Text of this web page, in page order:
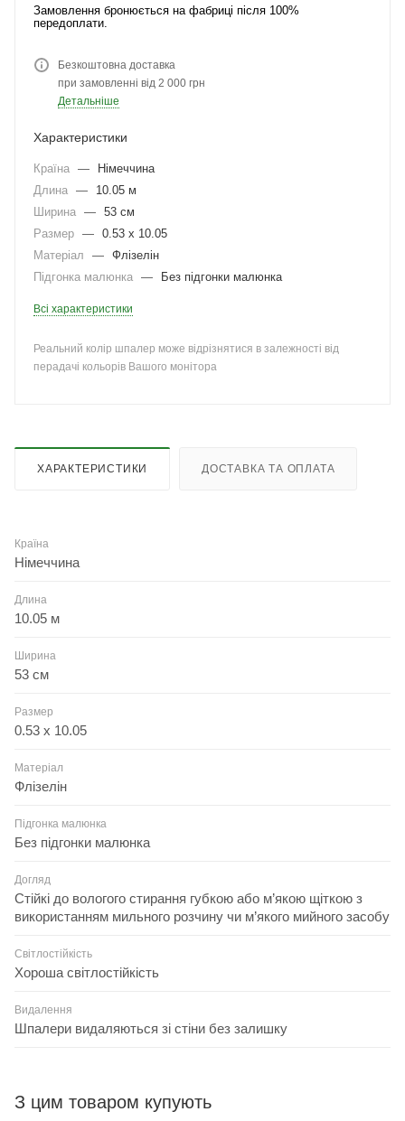
Замовлення бронюється на фабриці після 100%
передоплати.
Безкоштовна доставка
при замовленні від 2 000 грн
Детальніше
Характеристики
Країна —
Німеччина
Длина —
10.05 м
Ширина — 53 см
Размер — 0.53 x 10.05
Матеріал
— Флізелін
Підгонка малюнка — Без підгонки малюнка
Всі характеристики
Реальний колір шпалер може відрізнятися в залежності від
перадачі кольорів Вашого монітора
ХАРАКТЕРИСТИКИ ДОСТАВКА ТА ОПЛАТА
Країна
Німеччина
Длина
10.05 м
Ширина
53 см
Размер
0.53 x 10.05
Матеріал
Флізелін
Підгонка малюнка
Без підгонки малюнка
Догляд
Стійкі до вологого стирання губкою або м’якою щіткою з
використанням мильного розчину чи м’якого мийного засобу
Світлостійкість
Хороша світлостійкість
Видалення
Шпалери видаляються зі стіни без залишку
З цим товаром купують